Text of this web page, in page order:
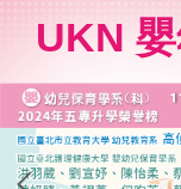
要
內
容
區
UKN